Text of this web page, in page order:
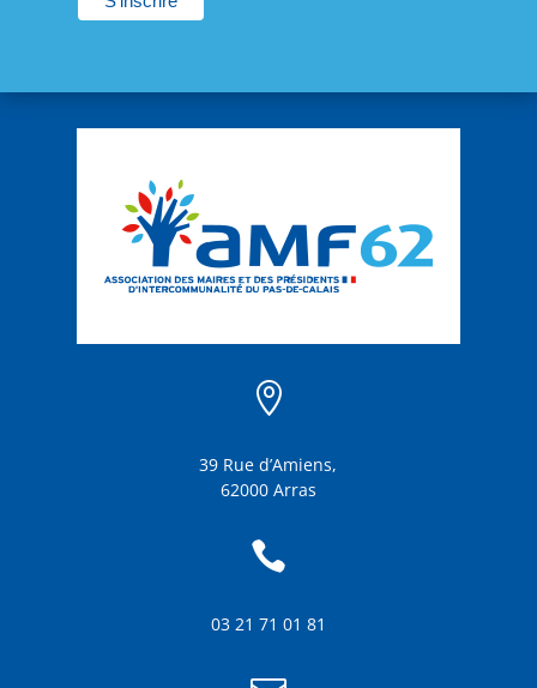

39 Rue d’Amiens,
62000 Arras

03 21 71 01 81